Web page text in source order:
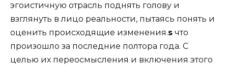
эгоистичную отрасль поднять голову и
взглянуть в лицо реальности, пытаясь понять и
оценить происходящие изменения.s что
произошло за последние полтора года. С
целью их переосмысления и включения этого